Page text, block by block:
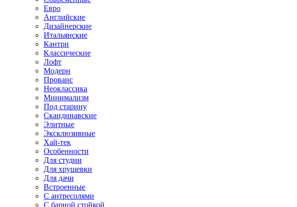
Евро
Английские
Дизайнерские
Итальянские
Кантри
Классические
Лофт
Модерн
Прованс
Неоклассика
Минимализм
Под старину
Скандинавские
Элитные
Эксклюзивные
Хай-тек
Особенности
Для студии
Для хрущевки
Для дачи
Встроенные
С антресолями
С барной стойкой